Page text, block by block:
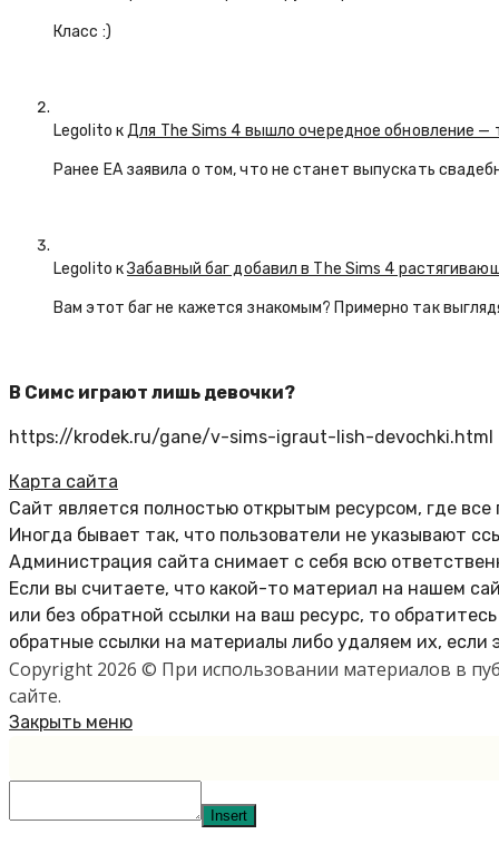
Класс :)
Legolito кДля The Sims 4 вышло очередное обновление
Ранее EA заявила о том, что не станет выпускать
Legolito кЗабавный баг добавил в The Sims 4
Вам этот баг не кажется знакомым? Примерно так
В Симс играют лишь девочки?
https://krodek.ru/gane/v-sims-igraut-lish-devochki.html
Карта сайта
Сайт является полностью открытым ресурсом, где
Иногда бывает так, что пользователи не указывают
Администрация сайта снимает с себя всю
Если вы считаете, что какой-то материал на нашем
или без обратной ссылки на ваш ресурс, то
обратные ссылки на материалы либо удаляем их, если
Copyright 2026 © При использовании материалов в
сайте.
Закрыть меню
Insert